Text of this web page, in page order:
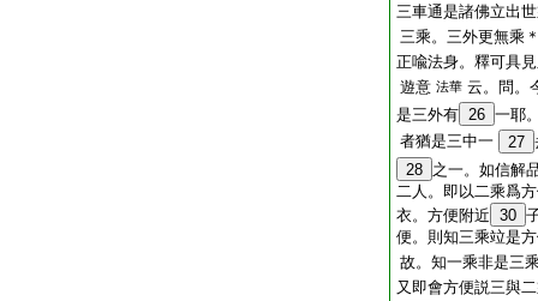
三車通是諸佛立出
三乘。三外更無乘
正喩法身。釋可具
遊意 法華 云。問。
是三外有 26 一耶
者猶是三中一
27
28 之一。如信解
二人。即以二乘爲
衣。方便附近 30
便。則知三乘竝是
故。知一乘非是三
又即會方便説三與